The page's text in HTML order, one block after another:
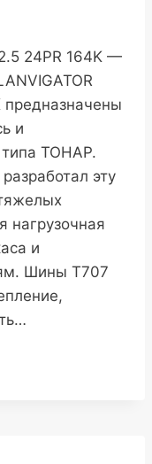
24PR 164K —
предназначены
и
ТОНАР.
эту
нагрузочная
и
Шины T707